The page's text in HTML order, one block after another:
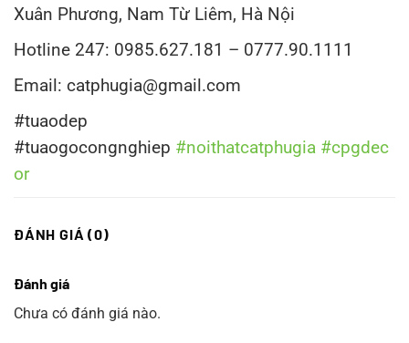
Xuân Phương, Nam Từ Liêm, Hà Nội
Hotline 247: 0985.627.181 – 0777.90.1111
Email: catphugia@gmail.com
#tuaodep
#tuaogocongnghiep #noithatcatphugia #cpgdec
or
ĐÁNH GIÁ (0)
Đánh giá
Chưa có đánh giá nào.